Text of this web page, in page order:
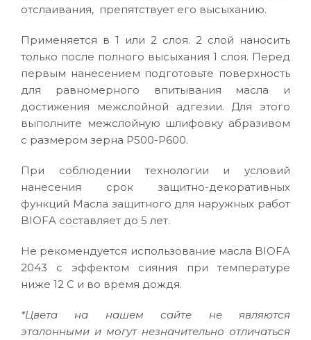
отслаивания, препятствует его высыханию.
Применяется в 1 или 2 слоя. 2 слой наносить
только после полного высыхания 1 слоя. Перед
первым нанесением подготовьте поверхность
для равномерного впитывания масла и
достижения межслойной адгезии. Для этого
выполните межслойную шлифовку абразивом
с размером зерна P500-P600.
При соблюдении технологии и условий
нанесения срок защитно-декоративных
функций Масла защитного для наружных работ
BIOFA составляет до 5 лет.
Не рекомендуется использование масла BIOFA
2043 с эффектом сияния при температуре
ниже 12 С и во время дождя.
*Цвета на нашем сайте не являются
эталонными и могут незначительно отличаться